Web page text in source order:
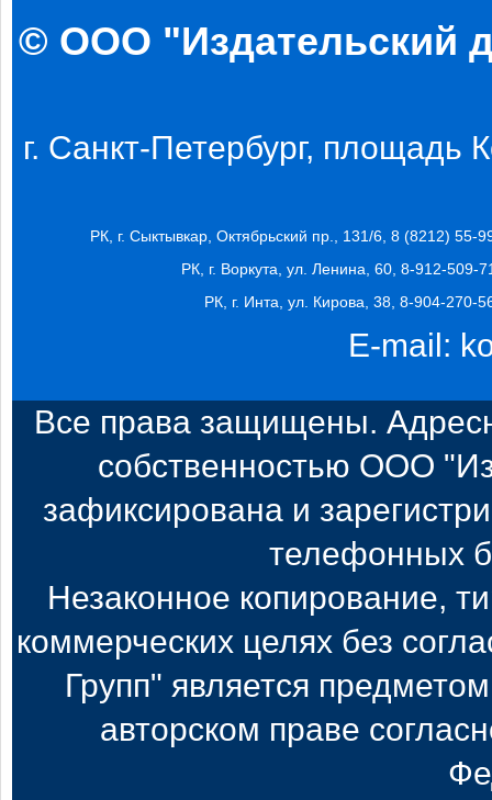
© ООО "Издательский
г. Санкт-Петербург, площадь
РК, г. Сыктывкар, Октябрьский пр., 131/6, 8 (8212) 55-
РК, г. Воркута, ул. Ленина, 60, 8-912-509-
РК, г. Инта, ул. Кирова, 38, 8-904-270-
E-mail:
Все права защищены.
собственностью ООО
зафиксирована и
телефонных
Незаконное копирование,
коммерческих целях без
Групп" является
авторском праве